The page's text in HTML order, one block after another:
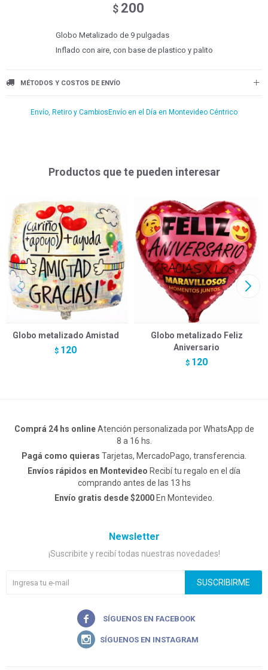
$ 200
Globo Metalizado de 9 pulgadas
Inflado con aire, con base de plastico y palito
MÉTODOS Y COSTOS DE ENVÍO
Envío, Retiro y Cambios Envío en el Día en Montevideo Céntrico
Productos que te pueden interesar
Globo metalizado Amistad
$ 120
Globo metalizado Feliz
Aniversario
$ 120
Comprá 24 hs onlineAtención personalizada por WhatsApp de
8 a 16 hs.
Pagá como quieras Tarjetas, MercadoPago, transferencia.
Envíos rápidos en Montevideo Recibí tu regalo en el día
comprando antes de las 13 hs
Envío gratis desde $2000En Montevideo.
Newsletter
¡Suscribite y recibí todas nuestras novedades!
SUSCRIBIRME

